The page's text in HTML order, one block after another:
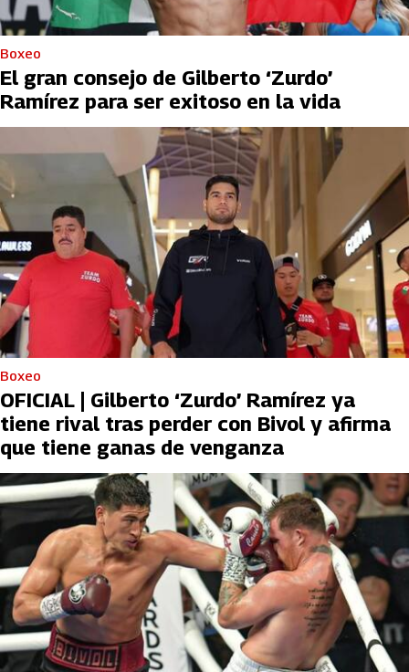
Boxeo
El gran consejo de Gilberto ‘Zurdo’
Ramírez para ser exitoso en la vida
Boxeo
OFICIAL | Gilberto ‘Zurdo’ Ramírez ya
tiene rival tras perder con Bivol y afirma
que tiene ganas de venganza